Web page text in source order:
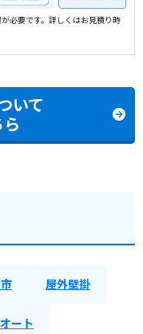
必要です。詳しくはお見積り時
いて
屋外壁掛
オート